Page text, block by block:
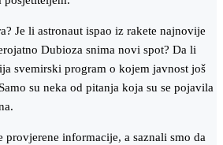
Je li astronaut ispao iz rakete najnovije
Dubioza snima novi spot? Da li
svemirski program o kojem javnost još
su neka od pitanja koja su se pojavila
provjerene informacije, a saznali smo da